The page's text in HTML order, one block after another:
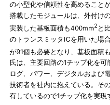
の小型化や信頼性を高めること
搭載したモジュールは、外付け
実装した基板面積も400mm2 と
のトランスミッタICを用いた場
が91個も必要となり、基板面積
氏は、主要回路の1チップ化を
ログ、パワー、デジタルおよび
技術者を社内に抱えている。そ
有しているので1チップ化を実現